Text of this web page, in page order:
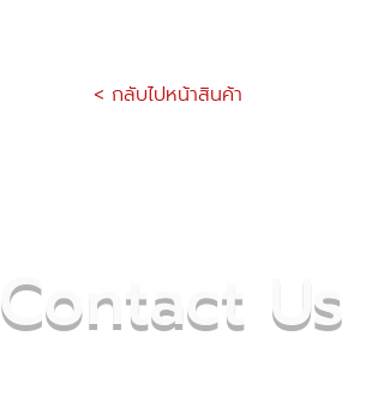
< กลับไปหน้าสินค้า
Contact Us